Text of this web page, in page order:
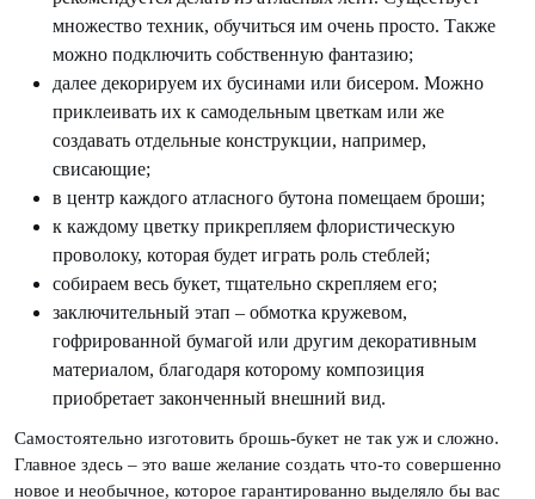
множество техник, обучиться им очень просто. Также
можно подключить собственную фантазию;
далее декорируем их бусинами или бисером. Можно
приклеивать их к самодельным цветкам или же
создавать отдельные конструкции, например,
свисающие;
в центр каждого атласного бутона помещаем броши;
к каждому цветку прикрепляем флористическую
проволоку, которая будет играть роль стеблей;
собираем весь букет, тщательно скрепляем его;
заключительный этап – обмотка кружевом,
гофрированной бумагой или другим декоративным
материалом, благодаря которому композиция
приобретает законченный внешний вид.
Самостоятельно изготовить брошь-букет не так уж и сложно.
Главное здесь – это ваше желание создать что-то совершенно
новое и необычное, которое гарантированно выделяло бы вас